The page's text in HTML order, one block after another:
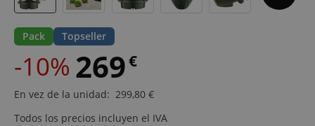
Pack Topseller
-10% 269€
En vez de la unidad: 299,80 €
Todos los precios incluyen el IVA